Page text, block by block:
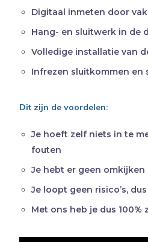
Digitaal inmeten door
Hang- en sluitwerk in de
Volledige installatie van
Infrezen sluitkommen en
Dit zijn de voordelen:
Je hoeft zelf niets in te
fouten
Je hebt er geen omkijken
Je loopt geen risico’s,
Met ons heb je dus 100%